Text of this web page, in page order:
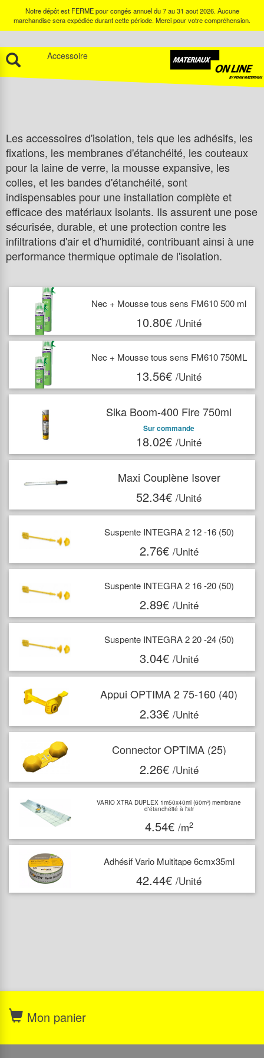
Notre dépôt est FERME pour congés annuel du 7 au 31 aout 2026. Aucune
marchandise sera expédiée durant cette période. Merci pour votre compréhension.
Accessoire
Les accessoires d'isolation, tels que les adhésifs, les
fixations, les membranes d'étanchéité, les couteaux
pour la laine de verre, la mousse expansive, les
colles, et les bandes d'étanchéité, sont
indispensables pour une installation complète et
efficace des matériaux isolants. Ils assurent une pose
sécurisée, durable, et une protection contre les
infiltrations d'air et d'humidité, contribuant ainsi à une
Nec + Mousse tous sens FM610 500 ml
10.80€/Unité
Nec + Mousse tous sens FM610 750ML
13.56€/Unité
Sika Boom-400 Fire 750ml
Sur commande
18.02€/Unité
Maxi Couplène Isover
52.34€/Unité
Suspente INTEGRA 2 12 -16 (50)
2.76€ /Unité
Suspente INTEGRA 2 16 -20 (50)
2.89€ /Unité
Suspente INTEGRA 2 20 -24 (50)
3.04€ /Unité
Appui OPTIMA 2 75-160 (40)
2.33€ /Unité
Connector OPTIMA (25)
2.26€ /Unité
VARIO XTRA DUPLEX 1m50x40ml (60m²) membrane
d'étanchéité à l'air
4.54€ /m2
Adhésif Vario Multitape 6cmx35ml
42.44€/Unité
Mon panier